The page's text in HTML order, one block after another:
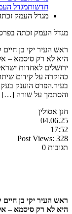
חדשותמגדל
מגדל העמק
מגדל העמק זכתה
ראש העיר יקי בן
היא לא רק סיסמא –
כהוקרה על קידום
בעיר.הפרס הוענק
והסתמך על שורה […]
חנן אסולין
04.06.25
17:52
Post Views: 328
תגובות 0
ראש העיר יקי בן
היא לא רק סיסמא –